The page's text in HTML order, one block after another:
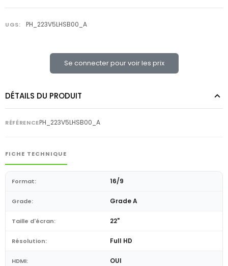
UGS: PH_223V5LHSB00_A
Se connecter pour voir les prix
DÉTAILS DU PRODUIT
RÉFÉRENCEPH_223V5LHSB00_A
FICHE TECHNIQUE
Format: 16/9
Grade: Grade A
Taille d'écran: 22"
Résolution: Full HD
HDMI: OUI